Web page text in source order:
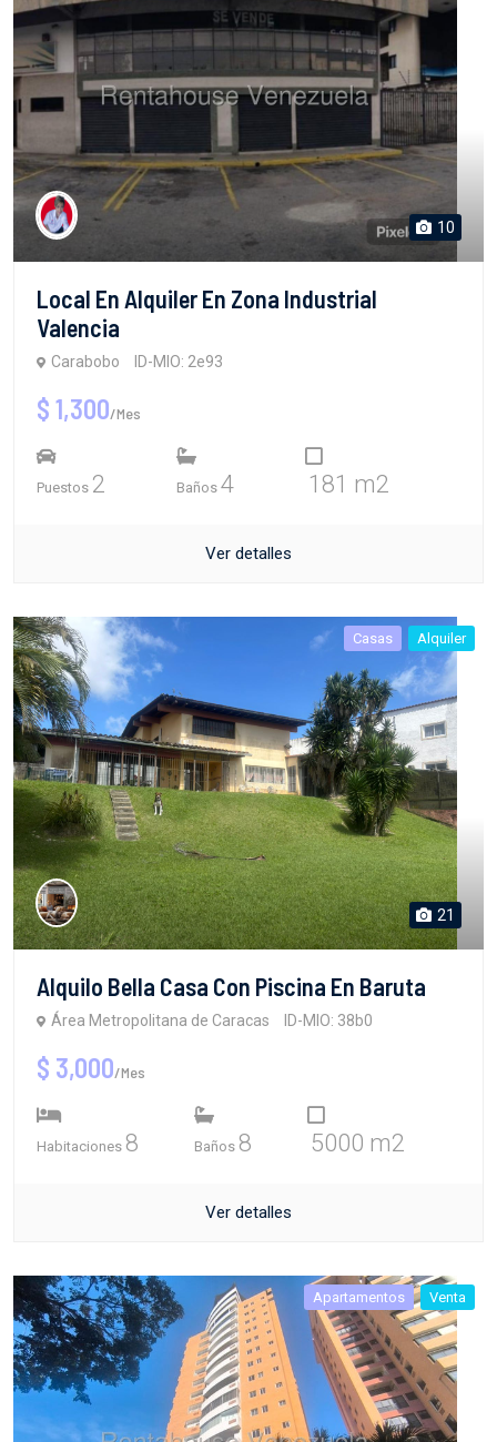
10
Local En Alquiler En Zona Industrial
Valencia
Carabobo ID-MIO: 2e93
$ 1,300/Mes
Puestos 2 Baños 4 181 m2
Ver detalles
Casas Alquiler
21
Alquilo Bella Casa Con Piscina En Baruta
Área Metropolitana de Caracas ID-MIO: 38b0
$ 3,000/Mes
Habitaciones 8 Baños 8 5000 m2
Ver detalles
Apartamentos Venta